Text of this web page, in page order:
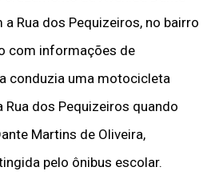
Rua dos Pequizeiros, no bairro
com informações de
conduzia uma motocicleta
Rua dos Pequizeiros quando
Martins de Oliveira,
pelo ônibus escolar.